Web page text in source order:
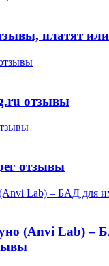
платят
отзывы
отзывы
Lab) – БАД для
(Anvi Lab) –